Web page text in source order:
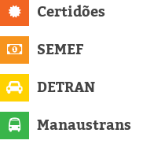
Certidões
SEMEF
DETRAN
Manaustrans